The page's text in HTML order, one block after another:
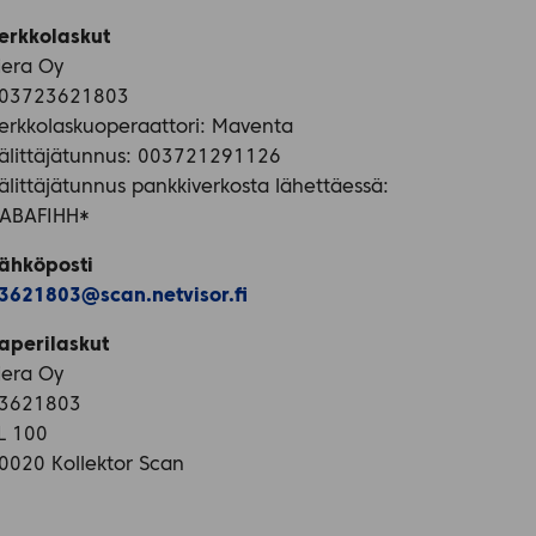
Oy
Maventa
003721291126
pankkiverkosta lähettäessä:
Oy
100
Kollektor Scan